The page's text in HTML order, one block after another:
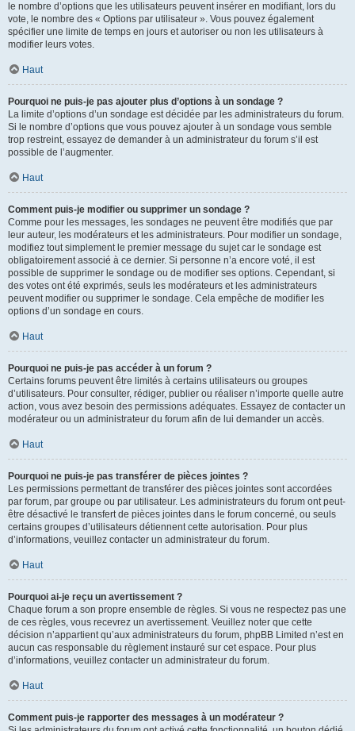
le nombre d’options que les utilisateurs peuvent insérer en modifiant, lors du
vote, le nombre des « Options par utilisateur ». Vous pouvez également
spécifier une limite de temps en jours et autoriser ou non les utilisateurs à
modifier leurs votes.
Haut
Pourquoi ne puis-je pas ajouter plus d’options à un sondage ?
La limite d’options d’un sondage est décidée par les administrateurs du forum.
Si le nombre d’options que vous pouvez ajouter à un sondage vous semble
trop restreint, essayez de demander à un administrateur du forum s’il est
possible de l’augmenter.
Haut
Comment puis-je modifier ou supprimer un sondage ?
Comme pour les messages, les sondages ne peuvent être modifiés que par
leur auteur, les modérateurs et les administrateurs. Pour modifier un sondage,
modifiez tout simplement le premier message du sujet car le sondage est
obligatoirement associé à ce dernier. Si personne n’a encore voté, il est
possible de supprimer le sondage ou de modifier ses options. Cependant, si
des votes ont été exprimés, seuls les modérateurs et les administrateurs
peuvent modifier ou supprimer le sondage. Cela empêche de modifier les
options d’un sondage en cours.
Haut
Pourquoi ne puis-je pas accéder à un forum ?
Certains forums peuvent être limités à certains utilisateurs ou groupes
d’utilisateurs. Pour consulter, rédiger, publier ou réaliser n’importe quelle autre
action, vous avez besoin des permissions adéquates. Essayez de contacter un
modérateur ou un administrateur du forum afin de lui demander un accès.
Haut
Pourquoi ne puis-je pas transférer de pièces jointes ?
Les permissions permettant de transférer des pièces jointes sont accordées
par forum, par groupe ou par utilisateur. Les administrateurs du forum ont peut-
être désactivé le transfert de pièces jointes dans le forum concerné, ou seuls
certains groupes d’utilisateurs détiennent cette autorisation. Pour plus
d’informations, veuillez contacter un administrateur du forum.
Haut
Pourquoi ai-je reçu un avertissement ?
Chaque forum a son propre ensemble de règles. Si vous ne respectez pas une
de ces règles, vous recevrez un avertissement. Veuillez noter que cette
décision n’appartient qu’aux administrateurs du forum, phpBB Limited n’est en
aucun cas responsable du règlement instauré sur cet espace. Pour plus
d’informations, veuillez contacter un administrateur du forum.
Haut
Comment puis-je rapporter des messages à un modérateur ?